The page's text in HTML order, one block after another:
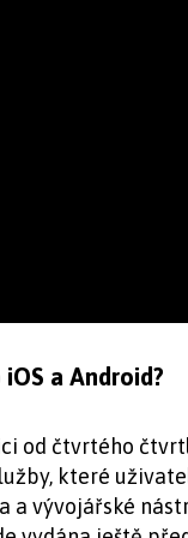
a Android?
od čtvrtého
které
a vývojářské